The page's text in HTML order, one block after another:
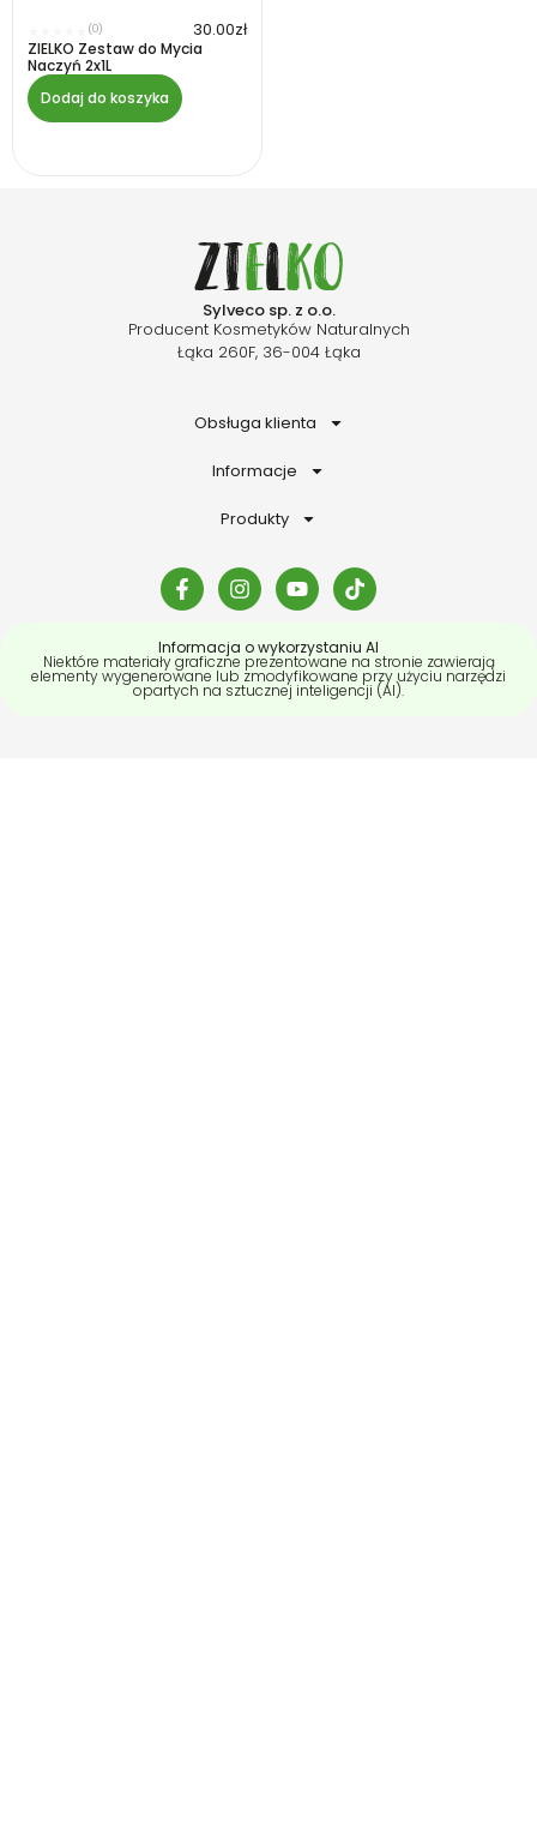
(0) 30.00zł
ZIELKO Zestaw do Mycia
Naczyń 2x1L
Dodaj do koszyka
Sylveco sp. z o.o.
Producent Kosmetyków Naturalnych
Łąka 260F, 36-004 Łąka
Obsługa klienta
Informacje
Produkty
Informacja o wykorzystaniu AI
Niektóre materiały graficzne prezentowane na stronie zawierają
elementy wygenerowane lub zmodyfikowane przy użyciu narzędzi
opartych na sztucznej inteligencji (AI).